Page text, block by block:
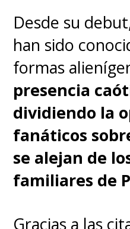
Desde su
han sido
formas
presencia
dividiendo la
fanáticos
se alejan de
familiares de
Gracias a las